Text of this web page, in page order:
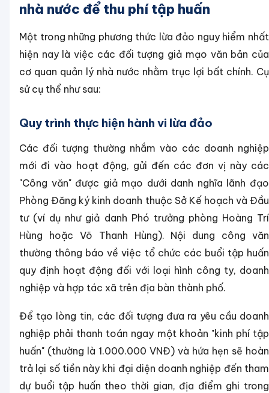
nhà nước để thu phí tập huấn
Một trong những phương thức lừa đảo nguy hiểm nhất
hiện nay là việc các đối tượng giả mạo văn bản của
cơ quan quản lý nhà nước nhằm trục lợi bất chính. Cụ
sử cụ thể như sau:
Quy trình thực hiện hành vi lừa đảo
Các đối tượng thường nhắm vào các doanh nghiệp
mới đi vào hoạt động, gửi đến các đơn vị này các
"Công văn" được giả mạo dưới danh nghĩa lãnh đạo
Phòng Đăng ký kinh doanh thuộc Sở Kế hoạch và Đầu
tư (ví dụ như giả danh Phó trưởng phòng Hoàng Trí
Hùng hoặc Võ Thanh Hùng). Nội dung công văn
thường thông báo về việc tổ chức các buổi tập huấn
quy định hoạt động đối với loại hình công ty, doanh
nghiệp và hợp tác xã trên địa bàn thành phố.
Để tạo lòng tin, các đối tượng đưa ra yêu cầu doanh
nghiệp phải thanh toán ngay một khoản "kinh phí tập
huấn" (thường là 1.000.000 VNĐ) và hứa hẹn sẽ hoàn
trả lại số tiền này khi đại diện doanh nghiệp đến tham
dự buổi tập huấn theo thời gian, địa điểm ghi trong